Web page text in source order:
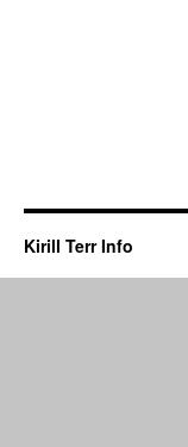
Kirill Terr Info